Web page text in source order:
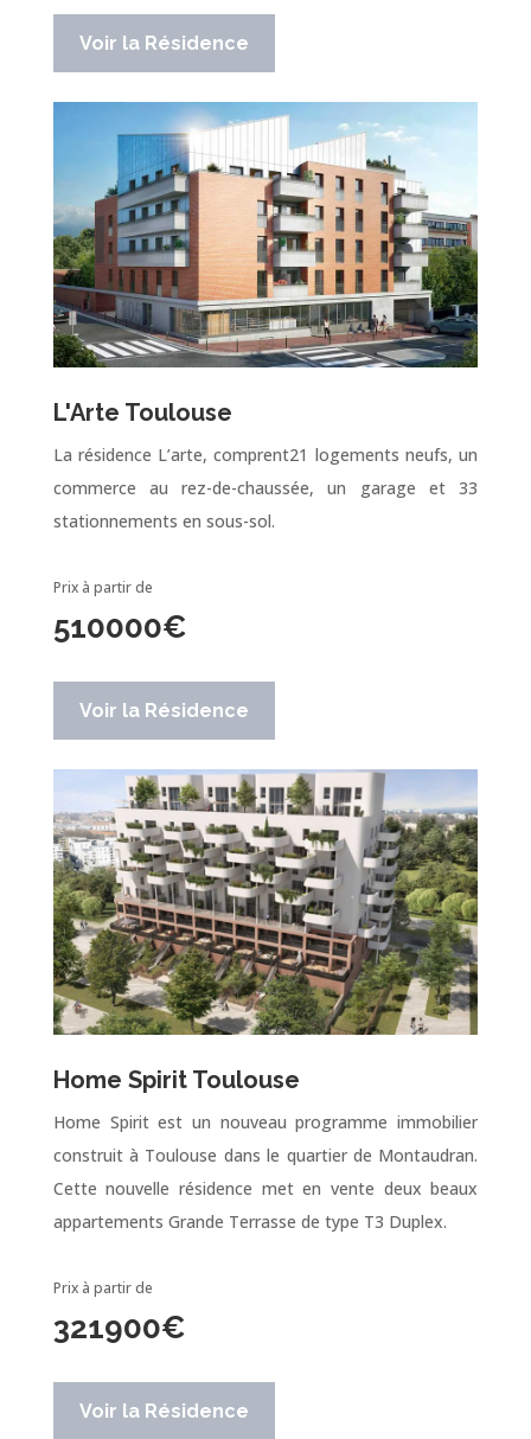
Voir la Résidence
L'Arte Toulouse
La résidence L’arte, comprent21 logements neufs, un
commerce au rez-de-chaussée, un garage et 33
stationnements en sous-sol.
Prix à partir de
510000€
Voir la Résidence
Home Spirit Toulouse
Home Spirit est un nouveau programme immobilier
construit à Toulouse dans le quartier de Montaudran.
Cette nouvelle résidence met en vente deux beaux
appartements Grande Terrasse de type T3 Duplex.
Prix à partir de
321900€
Voir la Résidence